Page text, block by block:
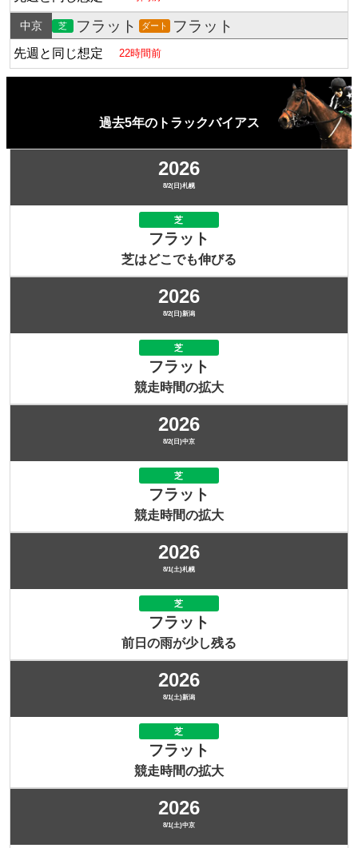
中京 芝 フラット ダート フラット
先週と同じ想定 22時間前
過去5年のトラックバイアス
2026
8/2(日)札幌
芝
フラット
芝はどこでも伸びる
2026
8/2(日)新潟
芝
フラット
競走時間の拡大
2026
8/2(日)中京
芝
フラット
競走時間の拡大
2026
8/1(土)札幌
芝
フラット
前日の雨が少し残る
2026
8/1(土)新潟
芝
フラット
競走時間の拡大
2026
8/1(土)中京